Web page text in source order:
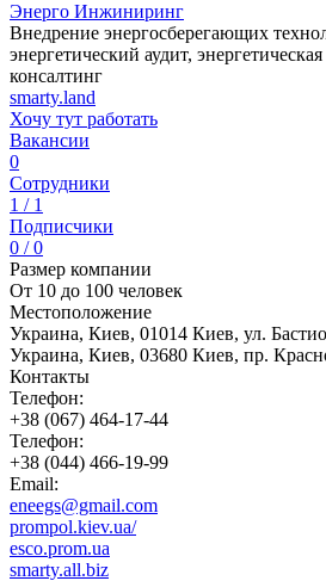
Энерго Инжиниринг
Внедрение энергосберегающих
энергетический аудит,
консалтинг
smarty.land
Хочу тут работать
Вакансии
0
Сотрудники
1 / 1
Подписчики
0 / 0
Размер компании
От 10 до 100 человек
Местоположение
Украина, Киев, 01014 Киев, ул.
Украина, Киев, 03680 Киев, пр.
Контакты
Телефон:
+38 (067) 464-17-44
Телефон:
+38 (044) 466-19-99
Email:
eneegs@gmail.com
prompol.kiev.ua/
esco.prom.ua
smarty.all.biz